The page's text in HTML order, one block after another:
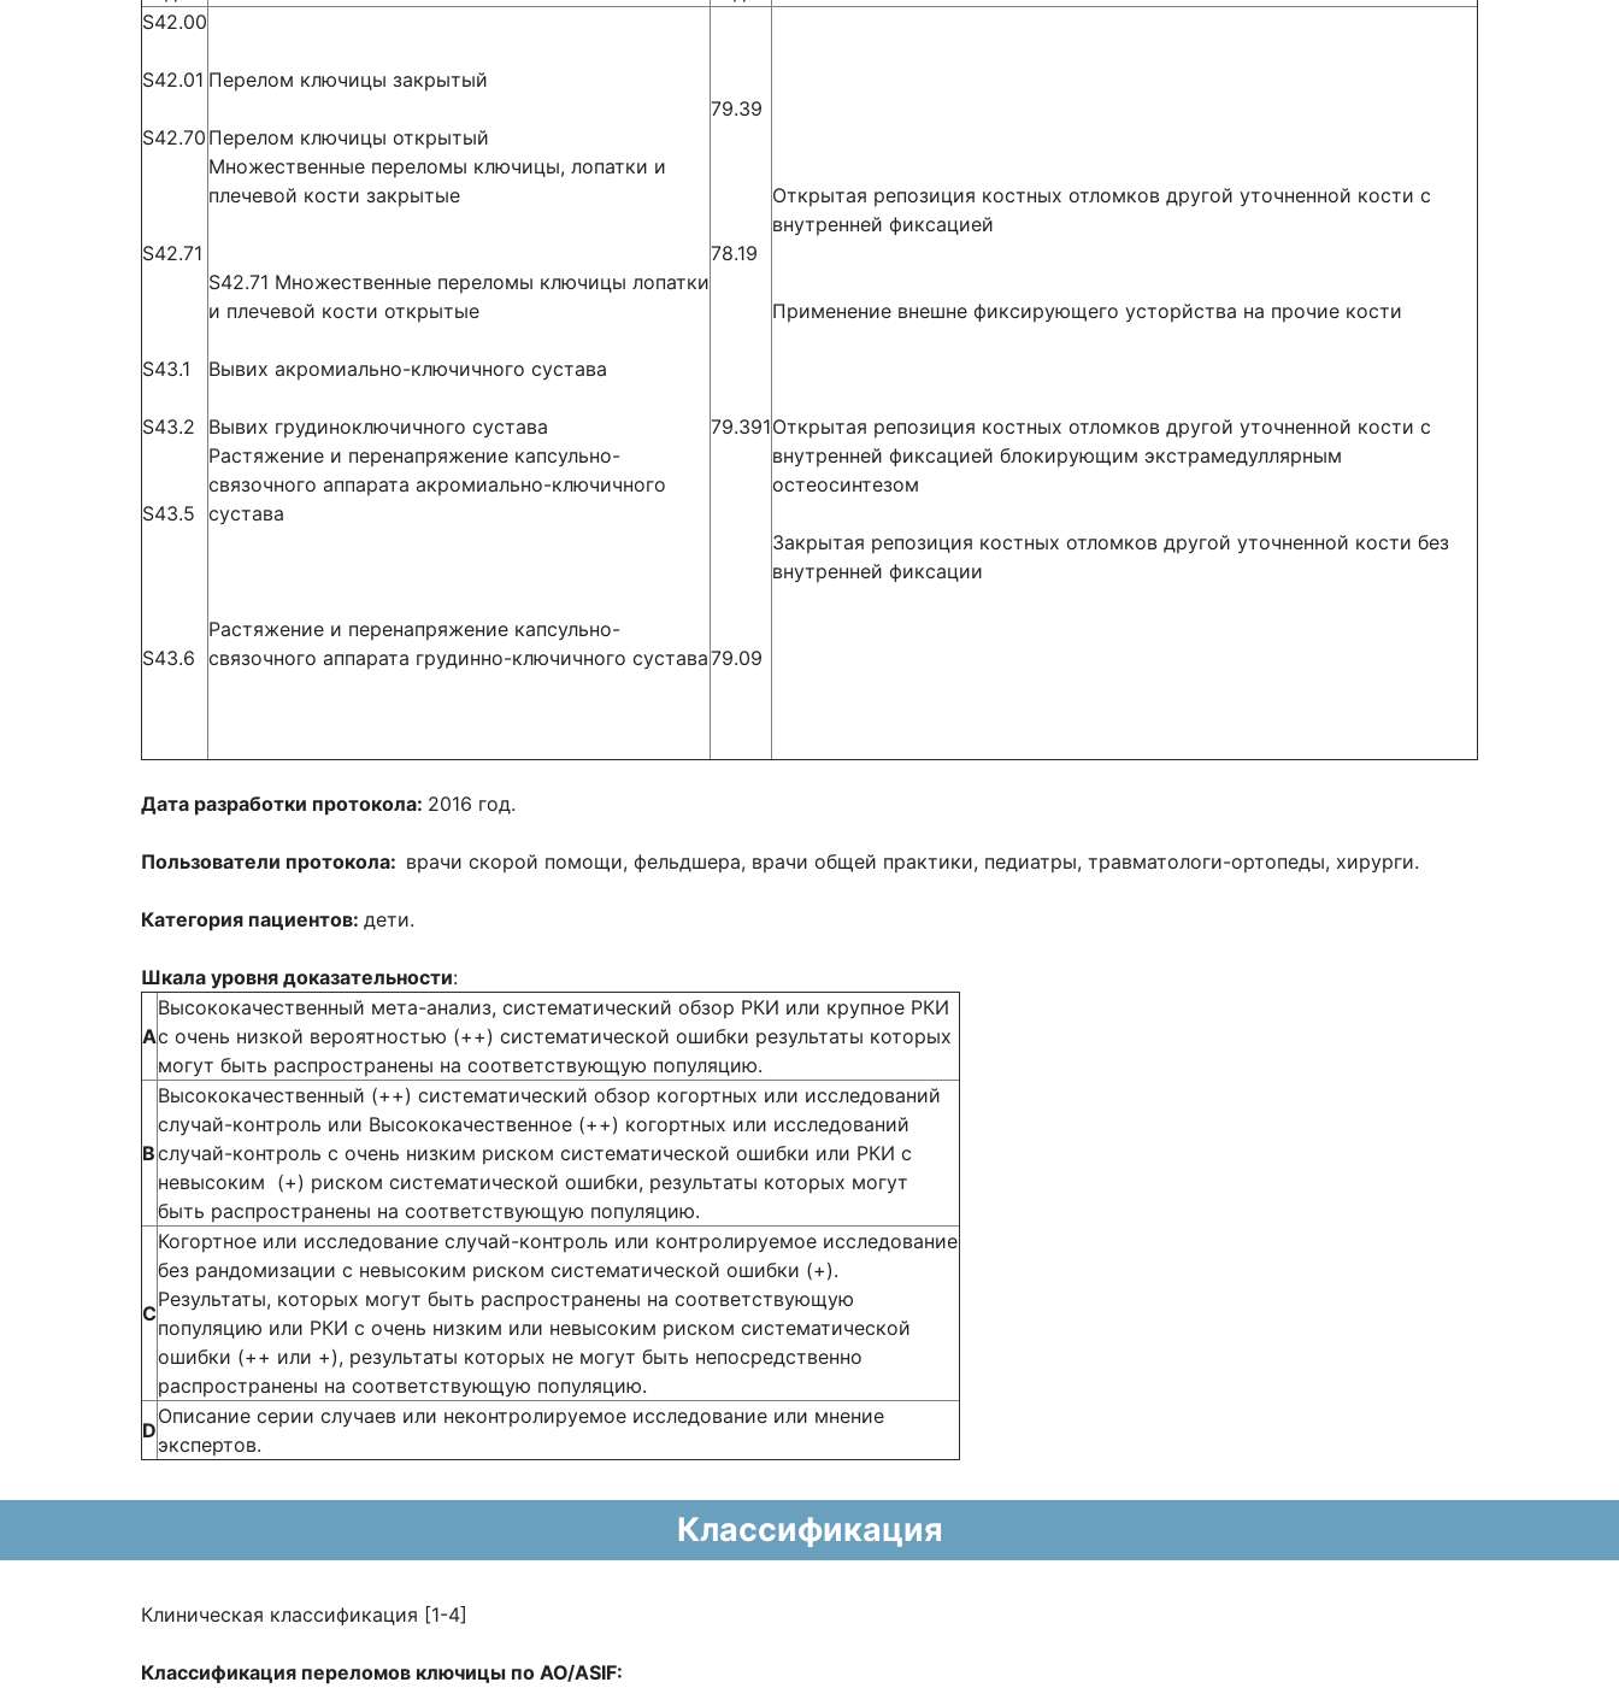
S42.00
S42.01
S42.70
S42.71
S43.1
S43.2
S43.5
S43.6
Перелом ключицы закрытый
Перелом ключицы открытый
Множественные переломы ключицы, лопатки и
плечевой кости закрытые
S42.71 Множественные переломы ключицы лопатки
и плечевой кости открытые
Вывих акромиально-ключичного сустава
Вывих грудиноключичного сустава
Растяжение и перенапряжение капсульно-
связочного аппарата акромиально-ключичного
сустава
Растяжение и перенапряжение капсульно-
связочного аппарата грудинно-ключичного сустава
79.39
78.19
79.391
79.09
Открытая репозиция костных отломков другой уточненной кости с
внутренней фиксацией
Применение внешне фиксирующего усторйства на прочие кости
Открытая репозиция костных отломков другой уточненной кости с
внутренней фиксацией блокирующим экстрамедуллярным
остеосинтезом
Закрытая репозиция костных отломков другой уточненной кости без
внутренней фиксации
Дата разработки протокола: 2016 год.
Пользователи протокола: врачи скорой помощи, фельдшера, врачи общей практики, педиатры, травматологи-ортопеды, хирурги.
Категория пациентов: дети.
Шкала уровня доказательности:
А
Высококачественный мета-анализ, систематический обзор РКИ или крупное РКИ
с очень низкой вероятностью (++) систематической ошибки результаты которых
могут быть распространены на соответствующую популяцию.
В
Высококачественный (++) систематический обзор когортных или исследований
случай-контроль или Высококачественное (++) когортных или исследований
случай-контроль с очень низким риском систематической ошибки или РКИ с
невысоким (+) риском систематической ошибки, результаты которых могут
быть распространены на соответствующую популяцию.
С
Когортное или исследование случай-контроль или контролируемое исследование
без рандомизации с невысоким риском систематической ошибки (+).
Результаты, которых могут быть распространены на соответствующую
популяцию или РКИ с очень низким или невысоким риском систематической
ошибки (++ или +), результаты которых не могут быть непосредственно
распространены на соответствующую популяцию.
D
Описание серии случаев или неконтролируемое исследование или мнение
экспертов.
Классификация
Клиническая классификация [1-4]
Классификация переломов ключицы по AO/ASIF: